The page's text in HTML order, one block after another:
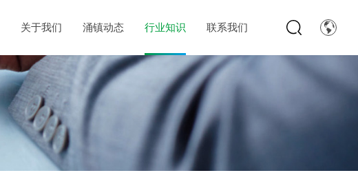
关于我们 涌镇动态 行业知识 联系我们